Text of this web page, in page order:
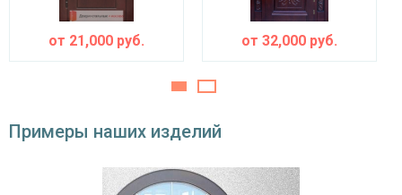
Изоляционные материалы
Звуко- и
теплоизоляция
Направление
наружное / внутреннее,
от 21,000 руб. от 32,000 руб.
Примеры наших изделий